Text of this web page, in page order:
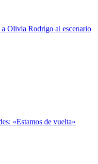
Olivia Rodrigo al escenario
«Estamos de vuelta»